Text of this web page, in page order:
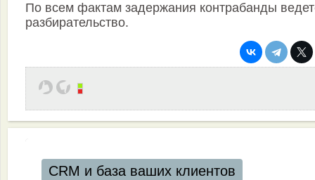
По всем фактам задержания контрабанды
разбирательство.
CRM и база ваших клиентов